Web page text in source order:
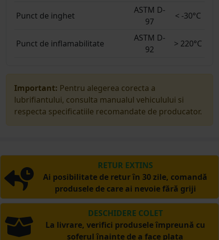
Punct de inghet
ASTM D-
97
< -30°C
Punct de inflamabilitate
ASTM D-
92
> 220°C
Important: Pentru alegerea corecta a
lubrifiantului, consulta manualul vehiculului si
respecta specificatiile recomandate de producator.
RETUR EXTINS
Ai posibilitate de retur în 30 zile, comandă
produsele de care ai nevoie fără griji
DESCHIDERE COLET
La livrare, verifici produsele împreună cu
șoferul înainte de a face plata